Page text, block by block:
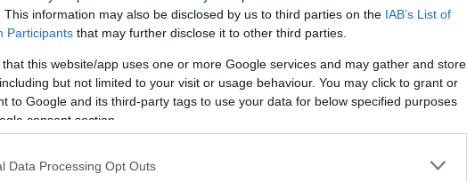
This information may also be disclosed by us to third parties on the IAB’s List of
Participants that may further disclose it to other third parties.
that this website/app uses one or more Google services and may gather and store
but not limited to your visit or usage behaviour. You may click to grant or
to Google and its third-party tags to use your data for below specified purposes
consent section.
Data Processing Opt Outs
Francisco városában ugyanis már emberi
el, de a nagyobb cégek fejlesztői azon vannak,
már nem kell jogosítvány és gyakorlat, hogy
már évek óta folynak a közúti tesztek, igaz a
felügyelet mellett. Most ez változik meg, miután
arra, hogy lehet önvezető autókat